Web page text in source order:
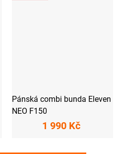
Pánská combi bunda Eleven
NEO F150
1 990 Kč